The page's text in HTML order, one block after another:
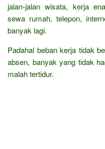
jalan-jalan wisata, kerja
sewa rumah, telepon,
banyak lagi.
Padahal beban kerja tidak
absen, banyak yang tidak
malah tertidur.